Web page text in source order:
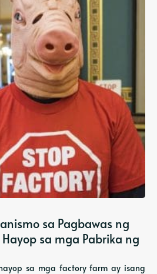
sa Pagbawas ng
sa mga Pabrika ng
sa mga factory farm ay isang